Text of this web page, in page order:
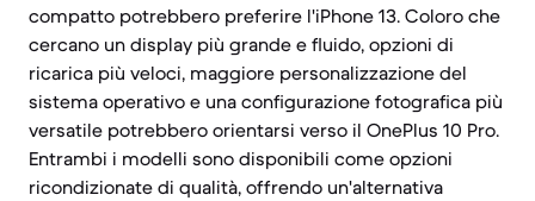
compatto potrebbero preferire l'iPhone 13. Coloro che
cercano un display più grande e fluido, opzioni di
ricarica più veloci, maggiore personalizzazione del
sistema operativo e una configurazione fotografica più
versatile potrebbero orientarsi verso il OnePlus 10 Pro.
Entrambi i modelli sono disponibili come opzioni
ricondizionate di qualità, offrendo un'alternativa